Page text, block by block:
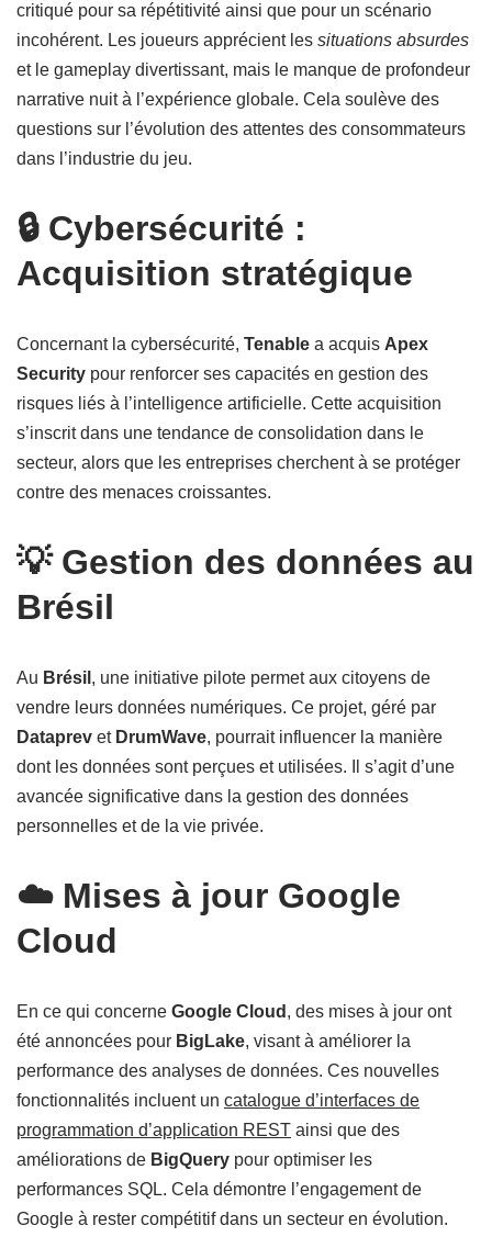
critiqué pour sa répétitivité ainsi que pour un scénario
incohérent. Les joueurs apprécient les situations absurdes
et le gameplay divertissant, mais le manque de profondeur
narrative nuit à l’expérience globale. Cela soulève des
questions sur l’évolution des attentes des consommateurs
dans l’industrie du jeu.
🔒 Cybersécurité :
Acquisition stratégique
Concernant la cybersécurité, Tenable a acquis Apex
Security pour renforcer ses capacités en gestion des
risques liés à l’intelligence artificielle. Cette acquisition
s’inscrit dans une tendance de consolidation dans le
secteur, alors que les entreprises cherchent à se protéger
contre des menaces croissantes.
💡 Gestion des données au
Brésil
Au Brésil , une initiative pilote permet aux citoyens de
vendre leurs données numériques. Ce projet, géré par
Dataprev et DrumWave, pourrait influencer la manière
dont les données sont perçues et utilisées. Il s’agit d’une
avancée significative dans la gestion des données
personnelles et de la vie privée.
☁️ Mises à jour Google
Cloud
En ce qui concerne Google Cloud , des mises à jour ont
été annoncées pour BigLake, visant à améliorer la
performance des analyses de données. Ces nouvelles
fonctionnalités incluent un catalogue d’interfaces de
programmation d’application REST ainsi que des
améliorations de BigQuery pour optimiser les
performances SQL. Cela démontre l’engagement de
Google à rester compétitif dans un secteur en évolution.